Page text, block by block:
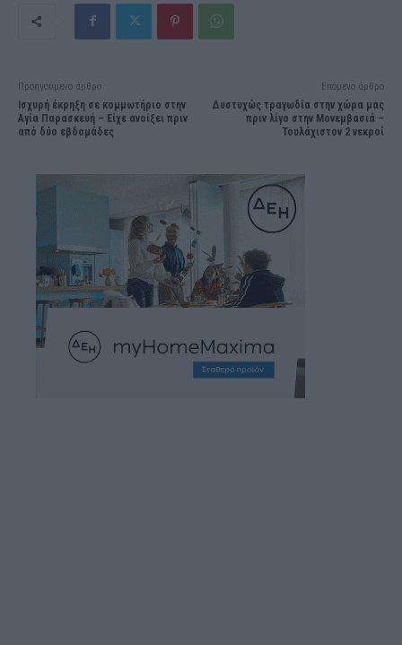
Προηγούμενο άρθρο
Ισχυρή έκρηξη σε κομμωτήριο στην
Αγία Παρασκευή – Είχε ανοίξει πριν
από δύο εβδομάδες
Επόμενο άρθρο
Δυστυχώς τραγωδία στην χώρα μας
πριν λίγο στην Μονεμβασιά –
Τουλάχιστον 2 νεκροί